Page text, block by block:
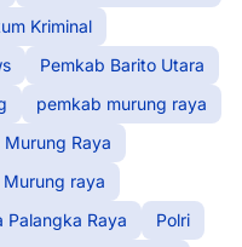
Kriminal
Pemkab Barito Utara
pemkab murung raya
Raya
raya
Palangka Raya
Polri